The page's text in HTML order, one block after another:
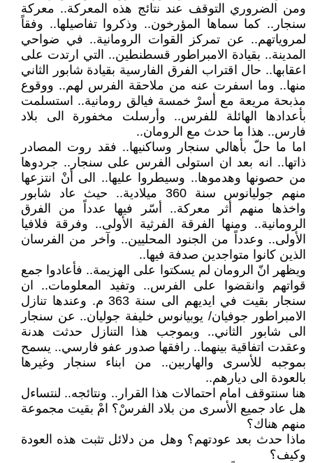
ومن الضروري التوقف عند نتائج هذه المعركة.. معركة
سنجار.. كما سماها المؤرخون.. وذكروا تفاصيلها.. وفقاً
لمروياتهم.. عن تمركز القوات الرومانية.. في ضواحي
المدينة.. بقيادة الامبراطور قسطنطين.. التي ارتدت على
اعقابها.. حال اقتراب الفرق الفارسية بقيادة شابور الثاني
منها.. وما اسفرت عنه من ملاحقة الفرس لهم.. ووقوع
مذبحة مريعة مع أسرْ خمسة فيالق رومانية.. استسلمت
بأعدادها الهائلة للفرس.. وأرسلت مخفورة الى بلاد
فارس.. هذا ما حدث مع الرومان..
اما ما حلّ بأهالي سنجار وساكنيها.. فقد روت المصادر
ذاتها.. انه بعد ان استولى الفرس على سنجار.. جردوها
من حصونها وهدموها.. وسيطروا عليها.. الى أنْ انتزعها
منهم جوليانوس سنة 360 ميلادية.. حيث عاد شابور
واخذها منهم أثر معركة.. أسّر فيها عدداً من الفرق
الرومانية.. ومنها الفرقة الفرثية الأولى.. وفرقة فلافيا
الأولى.. وعدداً من الجنود المحليين.. وآخر من الفرسان
الذين كانوا متواجدين صدفة فيها..
ويظهر انّ الرومان لم يسكتوا على الهزيمة.. فأعادوا جمع
قواتهم وانقضوا على الفرس.. وتفيد المعلومات.. ان
سنجار بقيت في ايديهم الى سنة 363 م. وعندها تنازل
الامبراطور جوفيان/ يوبيانوس خليفة جوليان.. عن سنجار
الى شابور الثاني.. وبموجب هذا التنازل حدثت هدنة
وعقدت اتفاقية بينهما.. رافقها صدور عفو فارسي.. يسمح
بموجبه للأسرى والهاربين.. من ابناء سنجار وغيرها
بالعودة الى ديارهم..
هنا سنتوقف امام احتمالات هذا القرار.. ونتائجه.. لنتساءل
هل عاد جميع الأسرى من بلاد الفرسْ؟ امْ بقيت مجموعة
منهم هناك؟
ماذا حدث بعد عودتهم؟ وهل من دلائل تثبت هذه العودة
وكيف؟